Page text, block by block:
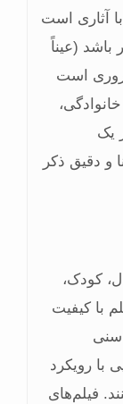
آثاری است
باشد (عیناً
است
یک
و دقیق ذکر
کودک،
با کیفیت
سنی
با رویکرد
فیلم‌های